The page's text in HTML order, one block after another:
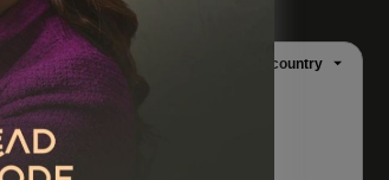
Change country